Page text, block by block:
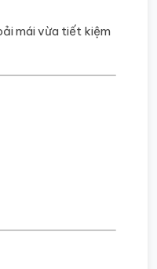
mái vừa tiết kiệm